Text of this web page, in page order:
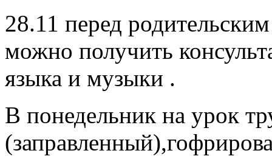
28.11 перед
можно получить
языка и музыки .
В понедельник на урок